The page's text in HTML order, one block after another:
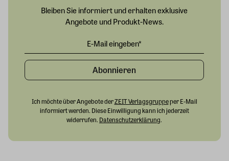
Bleiben Sie informiert und erhalten exklusive
Angebote und Produkt-News.
Abonnieren
Ich möchte über Angebote derZEIT Verlagsgruppeper E-Mail
informiert werden. Diese Einwilligung kann ich jederzeit
widerrufen. Datenschutzerklärung.